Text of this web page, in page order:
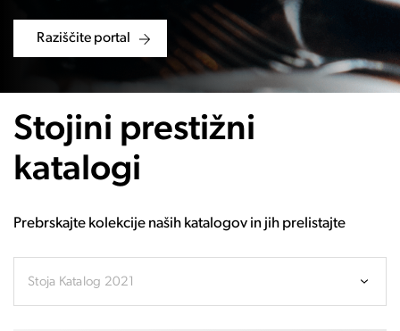
Raziščite portal
Stojini prestižni
katalogi
Prebrskajte kolekcije naših katalogov in jih prelistajte
Stoja Katalog 2021